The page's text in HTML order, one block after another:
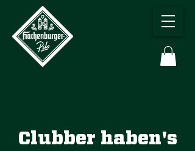
Clubber haben's